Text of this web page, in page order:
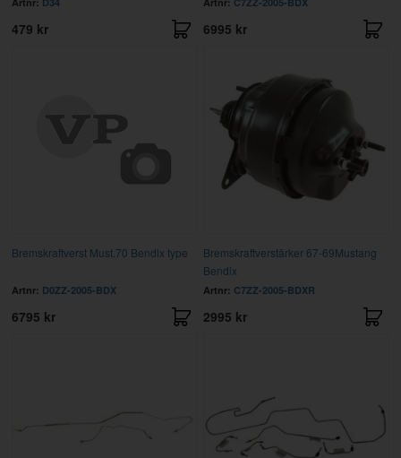
479 kr 6995 kr
Bremskraftverst Must.70 Bendix type
Artnr: D0ZZ-2005-BDX
6795 kr
Bremskraftverstärker 67-69Mustang
Bendix
Artnr: C7ZZ-2005-BDXR
2995 kr